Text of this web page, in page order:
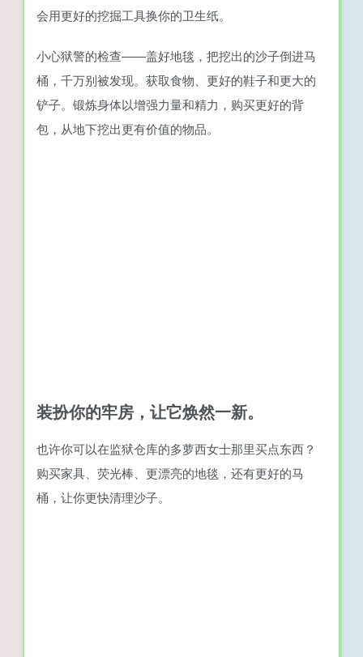
会用更好的挖掘工具换你的卫生纸。
小心狱警的检查——盖好地毯，把挖出的沙子倒进马
桶，千万别被发现。获取食物、更好的鞋子和更大的
铲子。锻炼身体以增强力量和精力，购买更好的背
包，从地下挖出更有价值的物品。
装扮你的牢房，让它焕然一新。
也许你可以在监狱仓库的多萝西女士那里买点东西？
购买家具、荧光棒、更漂亮的地毯，还有更好的马
桶，让你更快清理沙子。